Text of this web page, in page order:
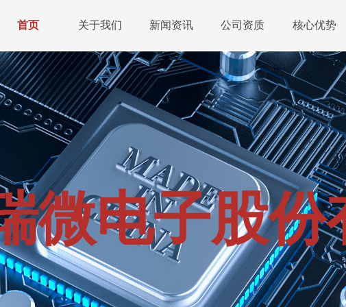
首页 关于我们 新闻资讯 公司资质 核心优势
微电子股